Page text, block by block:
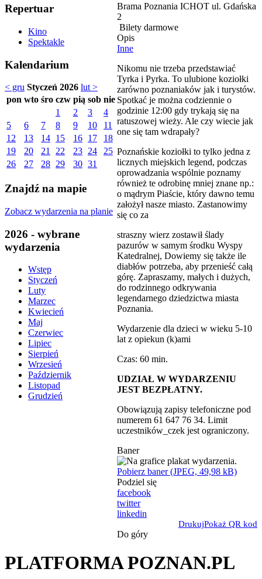
Repertuar
Kino
Spektakle
Kalendarium
< gru Styczeń 2026 lut >
pon wto śro czw pią sob nie
1
2 3
4
5
6 7 8 9 10
11
12
13 14 15 16 17
18
19
20 21 22 23 24
25
26
27 28 29 30 31
Znajdź na mapie
Zobacz wydarzenia na planie
2026 - wybrane
wydarzenia
Wstęp
Styczeń
Luty
Marzec
Kwiecień
Maj
Czerwiec
Lipiec
Sierpień
Wrzesień
Październik
Listopad
Grudzień
Brama Poznania ICHOT ul. Gdańska
2
Bilety darmowe
Opis
Inne
Nikomu nie trzeba przedstawiać
Tyrka i Pyrka. To ulubione koziołki
zarówno poznaniaków jak i turystów.
Spotkać je można codziennie o
godzinie 12:00 gdy trykają się na
ratuszowej wieży. Ale czy wiecie jak
one się tam wdrapały?
Poznańskie koziołki to tylko jedna z
licznych miejskich legend, podczas
oprowadzania wspólnie poznamy
również te odrobinę mniej znane np.:
o mądrym Piaście, który dawno temu
założył nasze miasto. Zastanowimy
się co za
straszny wierz zostawił ślady
pazurów w samym środku Wyspy
Katedralnej, Dowiemy się także ile
diabłów potrzeba, aby przenieść całą
górę. Zapraszamy, małych i dużych,
do rodzinnego odkrywania
legendarnego dziedzictwa miasta
Poznania.
Wydarzenie dla dzieci w wieku 5-10
lat z opiekun (k)ami
Czas: 60 min.
UDZIAŁ W WYDARZENIU
JEST BEZPŁATNY.
Obowiązują zapisy telefoniczne pod
numerem 61 647 76 34. Limit
uczestników_czek jest ograniczony.
Baner
Pobierz baner (JPEG, 49,98 kB)
Podziel się
facebook
twitter
linkedin
DrukujPokaż QR kod
Do góry
PLATFORMA POZNAN.PL